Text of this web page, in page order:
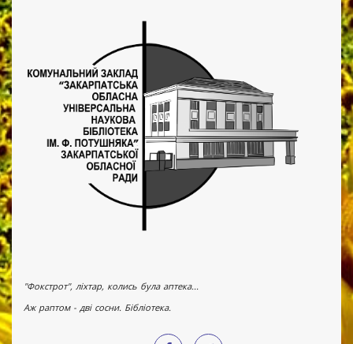
"Фокстрот", ліхтар, колись була аптека...
Аж раптом - дві сосни. Бібліотека.